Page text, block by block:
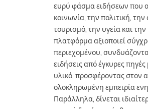
ευρύ φάσμα ειδήσεων που
κοινωνία, την πολιτική, την
τουρισμό, την υγεία και
πλατφόρμα αξιοποιεί
περιεχομένου,
ειδήσεις από έγκυρες
υλικό, προσφέροντας στον
ολοκληρωμένη εμπειρία
Παράλληλα, δίνεται